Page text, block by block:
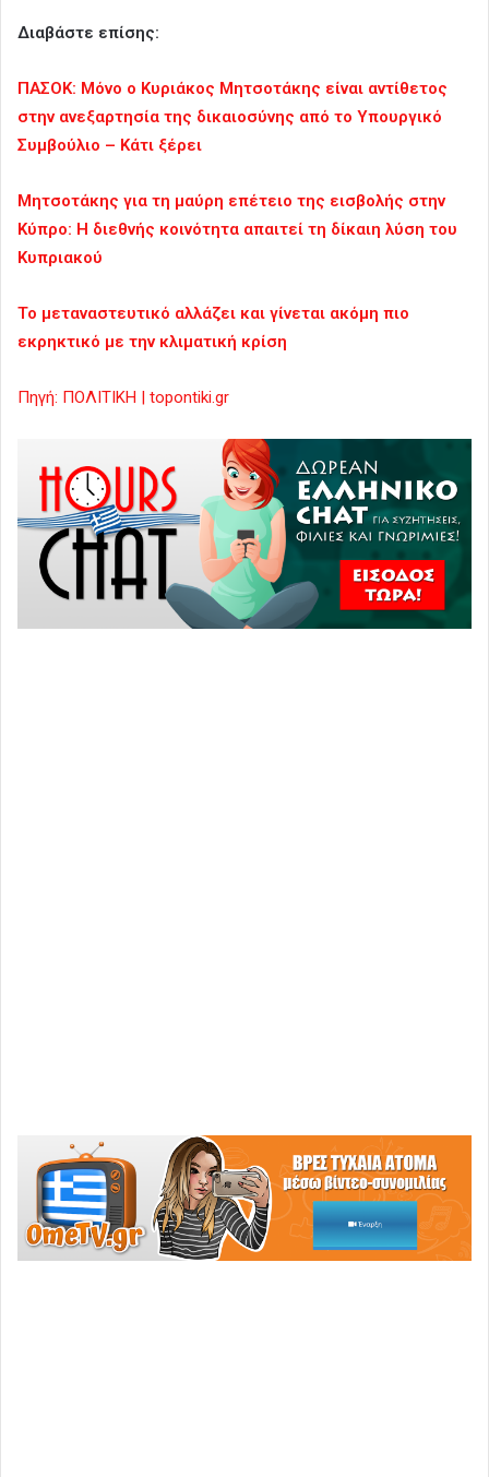
Διαβάστε επίσης:
ΠΑΣΟΚ: Μόνο ο Κυριάκος Μητσοτάκης είναι αντίθετος
στην ανεξαρτησία της δικαιοσύνης από το Υπουργικό
Συμβούλιο – Κάτι ξέρει
Μητσοτάκης για τη μαύρη επέτειο της εισβολής στην
Κύπρο: Η διεθνής κοινότητα απαιτεί τη δίκαιη λύση του
Κυπριακού
Το μεταναστευτικό αλλάζει και γίνεται ακόμη πιο
εκρηκτικό με την κλιματική κρίση
Πηγή: ΠΟΛΙΤΙΚΗ | topontiki.gr